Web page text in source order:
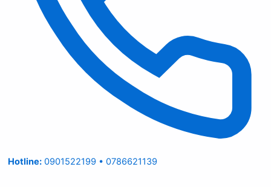
Hotline: 0901522199 • 0786621139